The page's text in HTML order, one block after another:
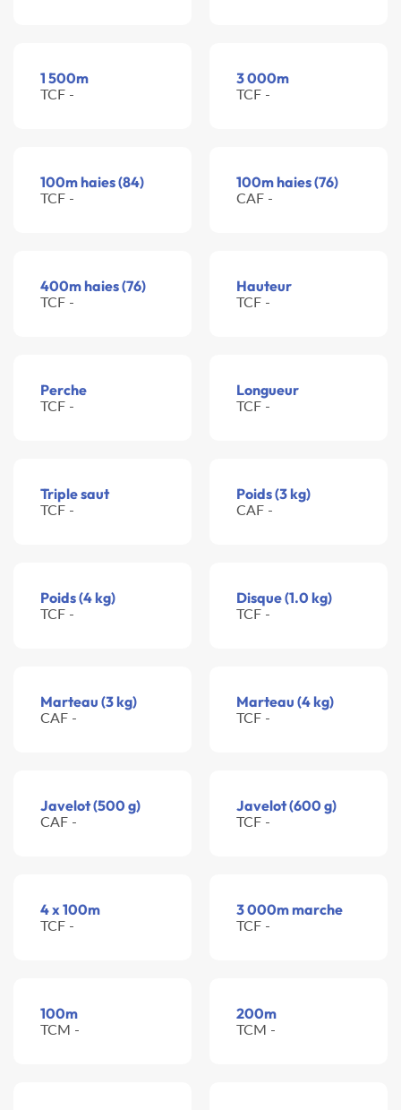
1 500m
TCF -
3 000m
TCF -
100m haies (84)
TCF -
100m haies (76)
CAF -
400m haies (76)
TCF -
Hauteur
TCF -
Perche
TCF -
Longueur
TCF -
Triple saut
TCF -
Poids (3 kg)
CAF -
Poids (4 kg)
TCF -
Disque (1.0 kg)
TCF -
Marteau (3 kg)
CAF -
Marteau (4 kg)
TCF -
Javelot (500 g)
CAF -
Javelot (600 g)
TCF -
4 x 100m
TCF -
3 000m marche
TCF -
100m
TCM -
200m
TCM -